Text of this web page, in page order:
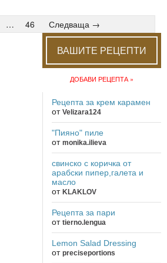
… 46 Следваща →
ВАШИТЕ РЕЦЕПТИ
ДОБАВИ РЕЦЕПТА »
Рецепта за крем карамен
от Velizara124
"Пияно" пиле
от monika.ilieva
свинско с коричка от
арабски пипер,галета и
масло
от KLAKLOV
Рецепта за пари
от tierno.lengua
Lemon Salad Dressing
от preciseportions